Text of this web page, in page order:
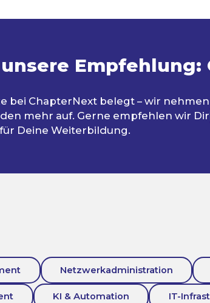
Empfehlung:
bei ChapterNext belegt – wir nehmen
mehr auf. Gerne empfehlen wir Dir
für Deine Weiterbildung.
Netzwerkadministration
KI & Automation IT-